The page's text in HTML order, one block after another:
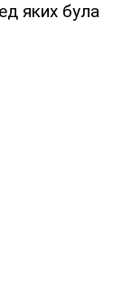
яких була